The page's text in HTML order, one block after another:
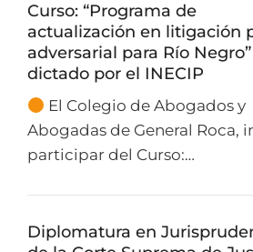
Curso: “Programa de
actualización en litigación
adversarial para Río Negro”
dictado por el INECIP
El Colegio de Abogados y
Abogadas de General Roca,
participar del Curso:…
Diplomatura en